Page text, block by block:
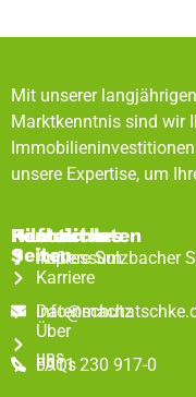
Mit unserer
Marktkenntnis sind wir
unsere Expertise, um
Rechtliches
Impressum
Datenschutz
FAQs
Hilfreiche
Seiten
Karriere
Über
uns
Kontaktdaten
Äußere Sulzbacher
0911 230 917-0